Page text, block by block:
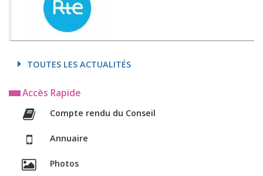
TOUTES LES ACTUALITÉS
Accès Rapide
Compte rendu du Conseil
Annuaire
Photos